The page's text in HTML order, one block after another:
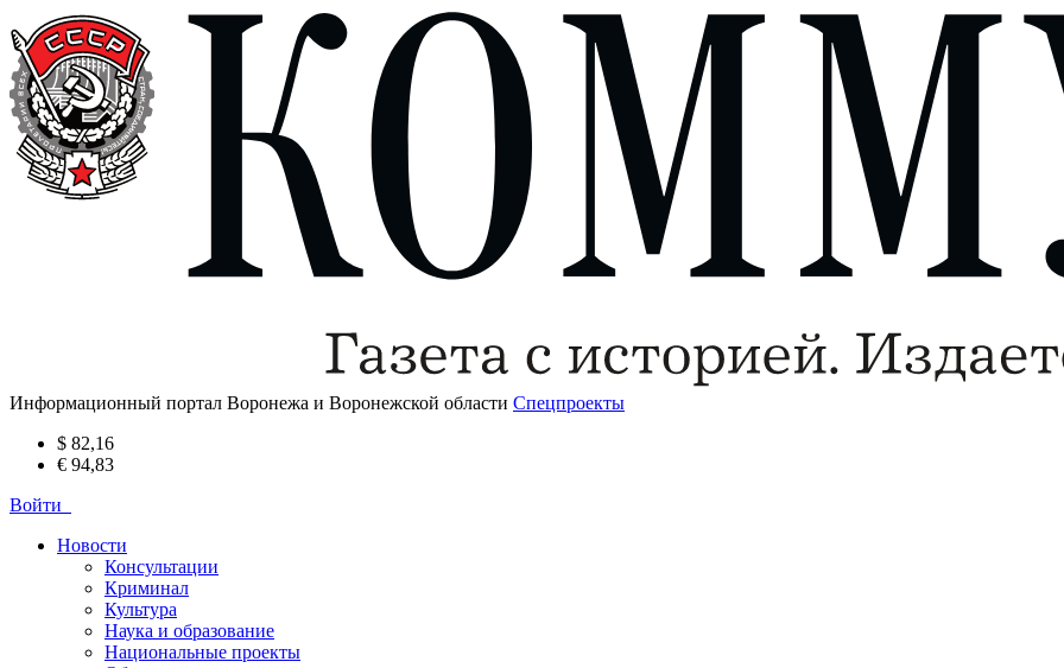
Информационный портал Воронежа и Воронежской области Спецпроекты
$ 82,16
€ 94,83
Войти
Новости
Консультации
Криминал
Культура
Наука и образование
Национальные проекты